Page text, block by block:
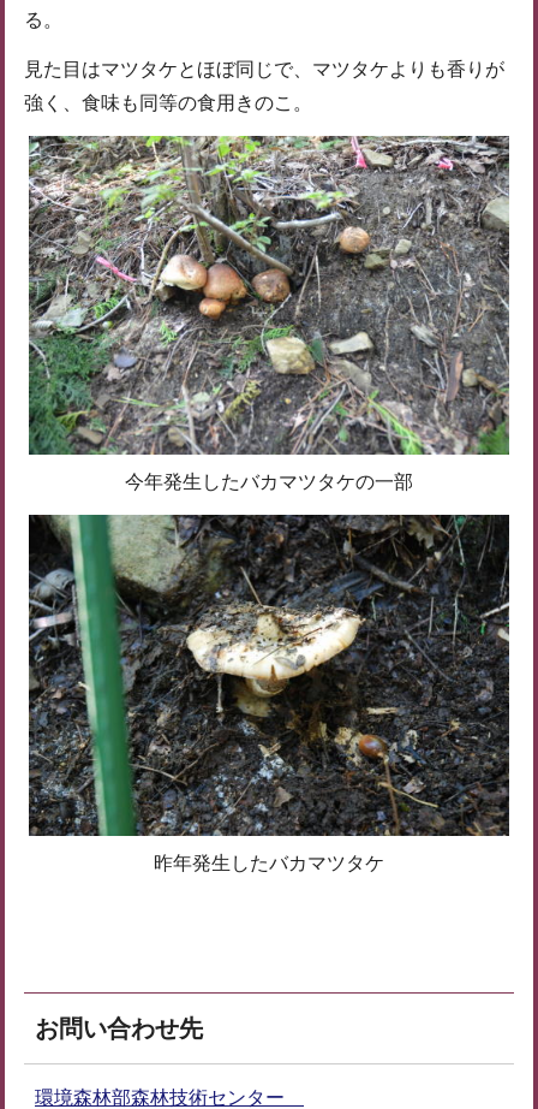
る。
見た目はマツタケとほぼ同じで、マツタケよりも香りが
強く、食味も同等の食用きのこ。
今年発生したバカマツタケの一部
昨年発生したバカマツタケ
お問い合わせ先
環境森林部森林技術センター